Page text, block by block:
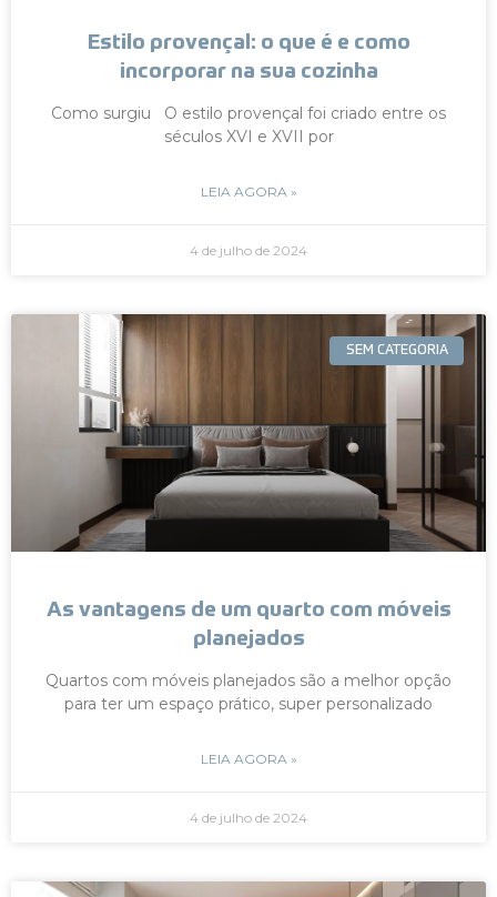
Estilo provençal: o que é e como
incorporar na sua cozinha
Como surgiu O estilo provençal foi criado entre os
séculos XVI e XVII por
LEIA AGORA »
4 de julho de 2024
SEM CATEGORIA
As vantagens de um quarto com móveis
planejados
Quartos com móveis planejados são a melhor opção
para ter um espaço prático, super personalizado
LEIA AGORA »
4 de julho de 2024